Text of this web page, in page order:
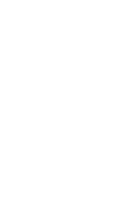
al Dr. Raul Zaffaroni